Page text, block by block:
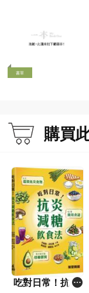
書單
購買
吃對日常！抗炎